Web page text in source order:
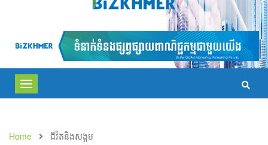
Toggle
navigation
Home ជីវិតនិងសង្គម